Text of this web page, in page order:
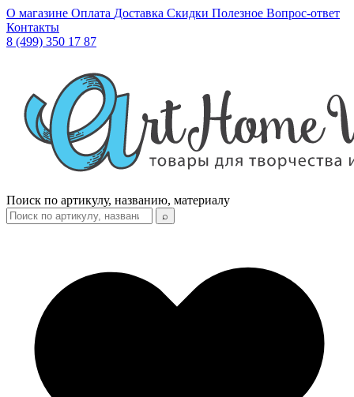
О магазине Оплата Доставка Скидки Полезное Вопрос-ответ
Контакты
8 (499) 350 17 87
Поиск по артикулу, названию, материалу
⌕